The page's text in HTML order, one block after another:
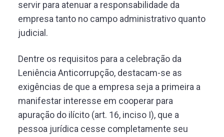
servir para atenuar a responsabilidade da
empresa tanto no campo administrativo quanto
judicial.
Dentre os requisitos para a celebração da
Leniência Anticorrupção, destacam-se as
exigências de que a empresa seja a primeira a
manifestar interesse em cooperar para
apuração do ilícito (art. 16, inciso I), que a
pessoa jurídica cesse completamente seu